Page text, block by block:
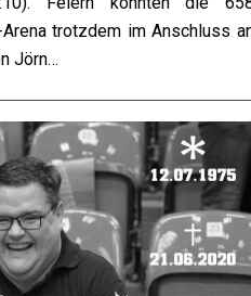
trotzdem im Anschluss
Jörn…